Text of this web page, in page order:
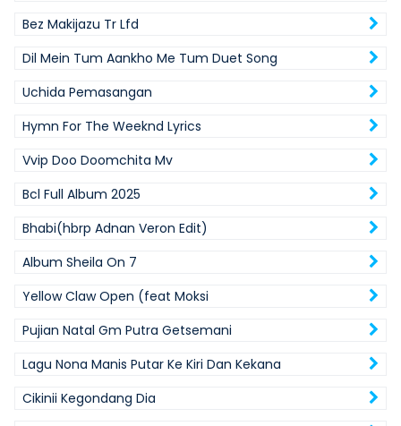
Bez Makijazu Tr Lfd
Dil Mein Tum Aankho Me Tum Duet Song
Uchida Pemasangan
Hymn For The Weeknd Lyrics
Vvip Doo Doomchita Mv
Bcl Full Album 2025
Bhabi(hbrp Adnan Veron Edit)
Album Sheila On 7
Yellow Claw Open (feat Moksi
Pujian Natal Gm Putra Getsemani
Lagu Nona Manis Putar Ke Kiri Dan Kekana
Cikinii Kegondang Dia